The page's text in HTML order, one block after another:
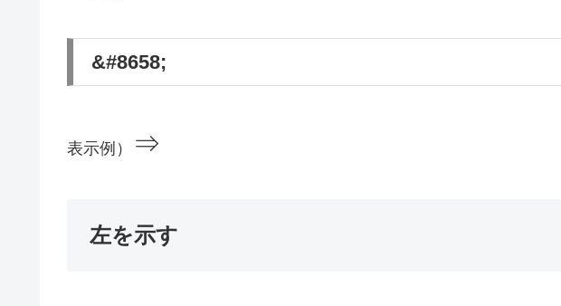
&#8658;
表示例） ⇒
左を示す